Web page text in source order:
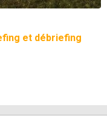
et débriefing